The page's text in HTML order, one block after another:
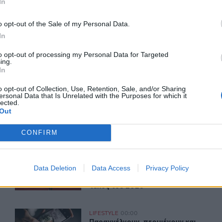
opt-out of the Sale of my Personal Data.
opt-out of processing my Personal Data for Targeted
opt-out of Collection, Use, Retention, Sale, and/or Sharing
Data that Is Unrelated with the Purposes for which it
CONFIRM
Data Deletion Data Access Privacy Policy
του CRETALIVE
του συζύγου της, Μπένι Μπλάνκο
στο νέο βίντεο του συζύγου της, Μπένι Μπλάνκο
Τζέιμς Μποντ: Η ανακοίνωση του
Τζέιμς Μποντ: Η ανακοίνωση του
τέλος του 2026
σε όλον τον κόσμο
Παραγγέλνουν, περιμένουν και δεν τρώνε ποτέ – Η νέα
LIFESTYLE 00:00